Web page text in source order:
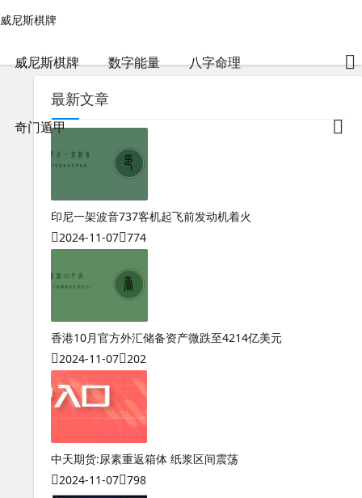
威尼斯棋牌
威尼斯棋牌 数字能量 八字命理
奇门遁甲
威尼斯棋牌
最新文章
印尼一架波音737客机起飞前发动机着火
2024-11-07 774
香港10月官方外汇储备资产微跌至4214亿美元
2024-11-07 202
中天期货:尿素重返箱体 纸浆区间震荡
2024-11-07 798